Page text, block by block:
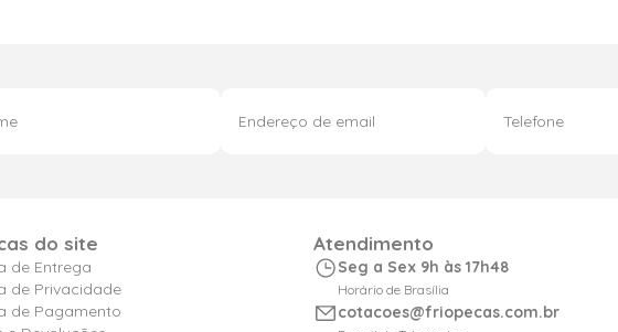
do site
de Entrega
de Privacidade
de Pagamento
Atendimento
Seg a Sex 9h às 17h48
Horário de Brasília
cotacoes@friopecas.com.br